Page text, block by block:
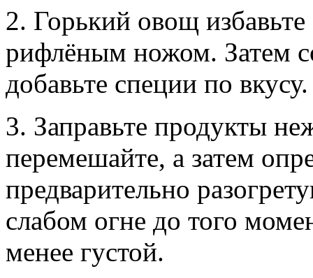
2. Горький овощ
рифлёным ножом. Затем
добавьте специи по вкусу.
3. Заправьте продукты
перемешайте, а затем
предварительно
слабом огне до того
менее густой.